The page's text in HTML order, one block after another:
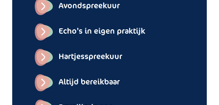
Avondspreekuur
Echo’s in eigen praktijk
Hartjesspreekuur
Altijd bereikbaar